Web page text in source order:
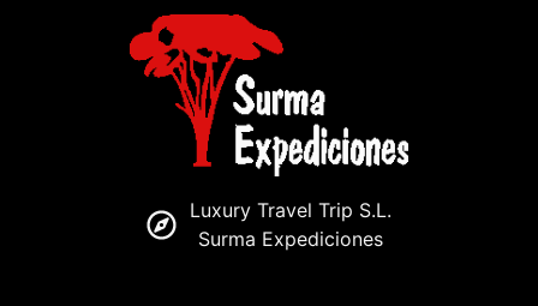
Luxury Travel Trip S.L.
Surma Expediciones